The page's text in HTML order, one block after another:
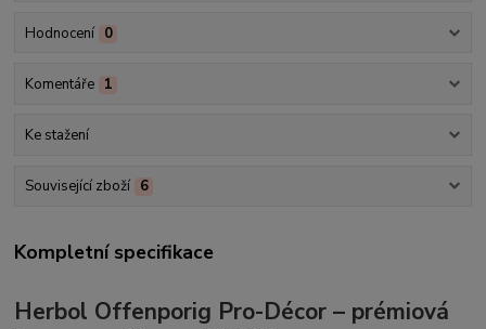
Hodnocení 0
Komentáře 1
Ke stažení
Související zboží 6
Kompletní specifikace
Herbol Offenporig Pro-Décor – prémiová